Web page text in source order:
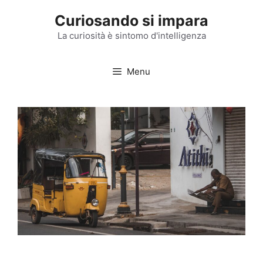
Curiosando si impara
La curiosità è sintomo d'intelligenza
Menu